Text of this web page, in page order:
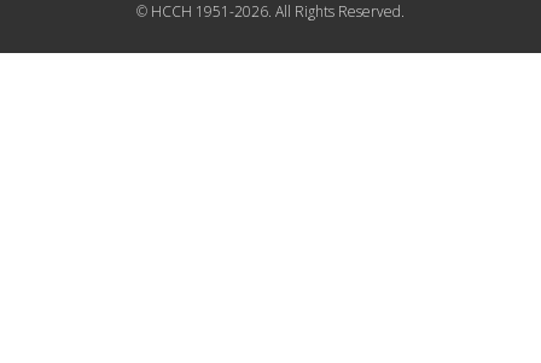
© HCCH 1951-2026. All Rights Reserved.